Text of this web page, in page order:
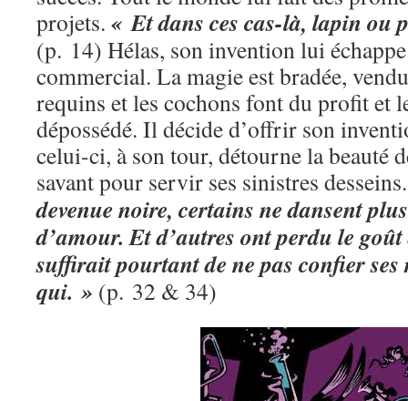
projets. « Et dans ces cas-là, lapin ou
(p. 14) Hélas, son invention lui
commercial. La magie est bradée,
requins et les cochons font du profit et
dépossédé. Il décide d’offrir son
celui-ci, à son tour, détourne la beauté
savant pour servir ses sinistres
devenue noire, certains ne dansent
d’amour. Et d’autres ont perdu le
suffirait pourtant de ne pas confier ses
qui. » (p. 32 & 34)